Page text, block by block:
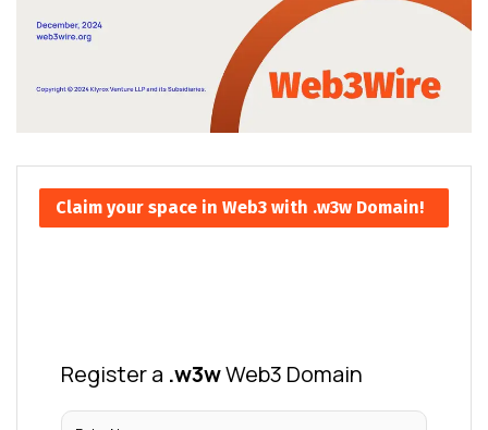
Claim your space in Web3 with .w3w Domain!